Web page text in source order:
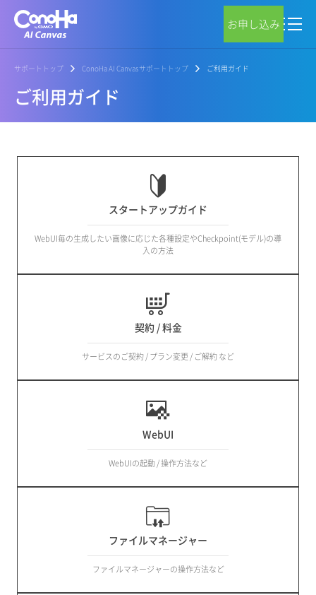
お申し込み
サポートトップ ConoHa AI Canvasサポートトップ ご利用ガイド
ご利用ガイド
スタートアップガイド
WebUI毎の生成したい画像に応じた各種設定やCheckpoint(モデル)の導
入の方法
契約 / 料金
サービスのご契約 / プラン変更 / ご解約 など
WebUI
WebUIの起動 / 操作方法など
ファイルマネージャー
ファイルマネージャーの操作方法など